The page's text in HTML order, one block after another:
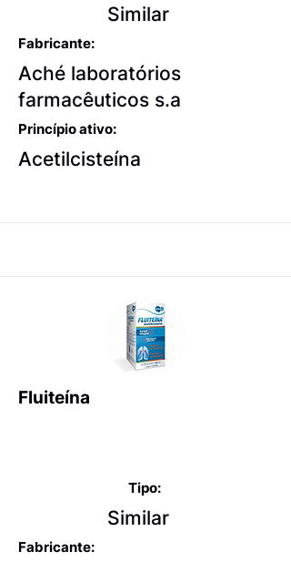
Similar
Fabricante:
Aché laboratórios
farmacêuticos s.a
Princípio ativo:
Acetilcisteína
Fluiteína
Tipo:
Similar
Fabricante: